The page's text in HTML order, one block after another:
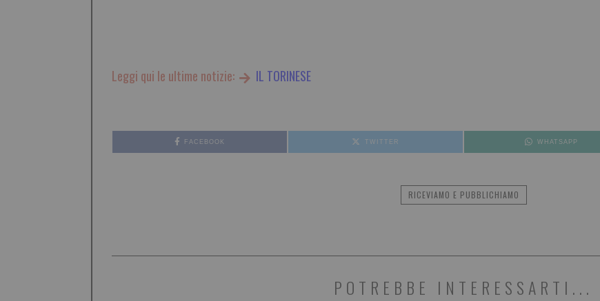
Leggi qui le ultime notizie: IL TORINESE
FACEBOOK TWITTER WHATSAPP
RICEVIAMO E PUBBLICHIAMO
POTREBBE INTERESSARTI...